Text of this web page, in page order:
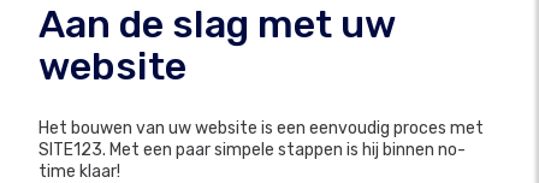
Aan de slag met uw
website
Het bouwen van uw website is een eenvoudig proces met
SITE123. Met een paar simpele stappen is hij binnen no-
time klaar!